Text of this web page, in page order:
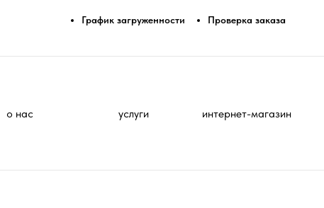
услуги интернет-магазин
о нас
График загруженности Проверка заказа